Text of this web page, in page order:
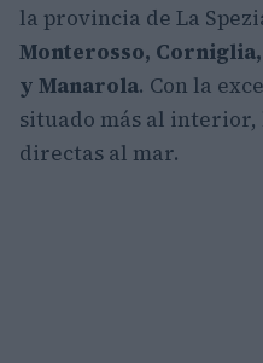
la provincia de La
Monterosso,
y Manarola. Con la
situado más al interior,
directas al mar.